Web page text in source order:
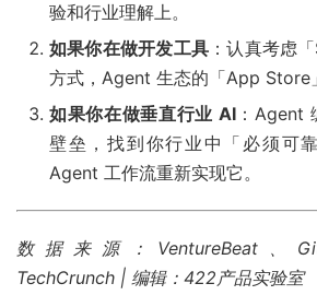
验和行业理解上。
如果你在做开发工具 ：认真考虑
方式，Agent 生态的「App Store
如果你在做垂直行业 AI：Agent
壁垒，找到你行业中「必须可
Agent 工作流重新实现它。
数据来源：VentureBeat、
TechCrunch | 编辑：422产品实验室